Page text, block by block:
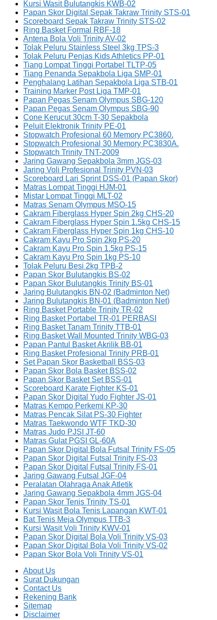
Kursi Wasit Bulutangkis KWB-02
Papan Skor Digital Sepak Takraw Trinity STS-01
Scoreboard Sepak Takraw Trinity STS-02
Ring Basket Formal RBF-18
Antena Bola Voli Trinity AV-02
Tolak Peluru Stainless Steel 3kg TPS-3
Tolak Peluru Penjas Kids Athletics PP-01
Tiang Lompat Tinggi Portabel TLTP-05
Tiang Penanda Sepakbola Liga SMP-01
Penghalang Latihan Sepakbola Liga STB-01
Training Marker Post Liga TMP-01
Papan Pegas Senam Olympus SBG-120
Papan Pegas Senam Olympus SBG-90
Cone Kerucut 30cm T-30 Sepakbola
Peluit Elektronik Trinity PE-01
Stopwatch Profesional 60 Memory PC3860.
Stopwatch Profesional 30 Memory PC3830A.
Stopwatch Trinity TNT-2009
Jaring Gawang Sepakbola 3mm JGS-03
Jaring Voli Profesional Trinity PVN-03
Scoreboard Lari Sprint DSS-01 (Papan Skor)
Matras Lompat Tinggi HJM-01
Mistar Lompat Tinggi MLT-02
Matras Senam Olympus MSO-15
Cakram Fiberglass Hyper Spin 2kg CHS-20
Cakram Fiberglass Hyper Spin 1.5kg CHS-15
Cakram Fiberglass Hyper Spin 1kg CHS-10
Cakram Kayu Pro Spin 2kg PS-20
Cakram Kayu Pro Spin 1.5kg PS-15
Cakram Kayu Pro Spin 1kg PS-10
Tolak Peluru Besi 2kg TPB-2
Papan Skor Bulutangkis BS-02
Papan Skor Bulutangkis Trinity BS-01
Jaring Bulutangkis BN-02 (Badminton Net)
Jaring Bulutangkis BN-01 (Badminton Net)
Ring Basket Portable Trinity TR-02
Ring Basket Portabel TR-01 PERBASI
Ring Basket Tanam Trinity TTB-01
Ring Basket Wall Mounted Trinity WBG-03
Papan Pantul Basket Akrilik BB-01
Ring Basket Profesional Trinity PRB-01
Set Papan Skor Basketball BSS-03
Papan Skor Bola Basket BSS-02
Papan Skor Basket Set BSS-01
Scoreboard Karate Fighter KS-01
Papan Skor Digital Yudo Fighter JS-01
Matras Kempo Perkemi KP-30
Matras Pencak Silat PS-30 Fighter
Matras Taekwondo WTF TKD-30
Matras Judo PJSI JT-60
Matras Gulat PGSI GL-60A
Papan Skor Digital Bola Futsal Trinity FS-05
Papan Skor Digital Futsal Trinity FS-03
Papan Skor Digital Futsal Trinity FS-01
Jaring Gawang Futsal JGF-04
Peralatan Olahraga Anak Atletik
Jaring Gawang Sepakbola 4mm JGS-04
Papan Skor Tenis Trinity TS-01
Kursi Wasit Bola Tenis Lapangan KWT-01
Bat Tenis Meja Olympus TTB-3
Kursi Wasit Voli Trinity KWV-01
Papan Skor Digital Bola Voli Trinity VS-03
Papan Skor Digital Bola Voli Trinity VS-02
Papan Skor Bola Voli Trinity VS-01
About Us
Surat Dukungan
Contact Us
Rekening Bank
Sitemap
Disclaimer